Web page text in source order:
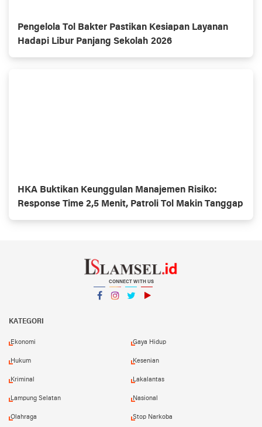
Pengelola Tol Bakter Pastikan Kesiapan Layanan
Hadapi Libur Panjang Sekolah 2026
HKA Buktikan Keunggulan Manajemen Risiko:
Response Time 2,5 Menit, Patroli Tol Makin Tanggap
CONNECT WITH US
KATEGORI
Ekonomi Gaya Hidup
Hukum Kesenian
Kriminal Lakalantas
Lampung Selatan Nasional
Olahraga Stop Narkoba